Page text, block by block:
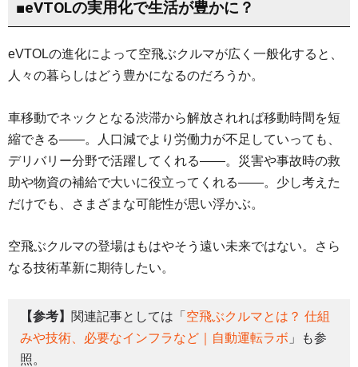
■eVTOLの実用化で生活が豊かに？
eVTOLの進化によって空飛ぶクルマが広く一般化すると、
人々の暮らしはどう豊かになるのだろうか。
車移動でネックとなる渋滞から解放されれば移動時間を短
縮できる——。人口減でより労働力が不足していっても、
デリバリー分野で活躍してくれる——。災害や事故時の救
助や物資の補給で大いに役立ってくれる——。少し考えた
だけでも、さまざまな可能性が思い浮かぶ。
空飛ぶクルマの登場はもはやそう遠い未来ではない。さら
なる技術革新に期待したい。
【参考】 関連記事としては「 空飛ぶクルマとは？ 仕組
みや技術、必要なインフラなど｜自動運転ラボ 」も参
照。